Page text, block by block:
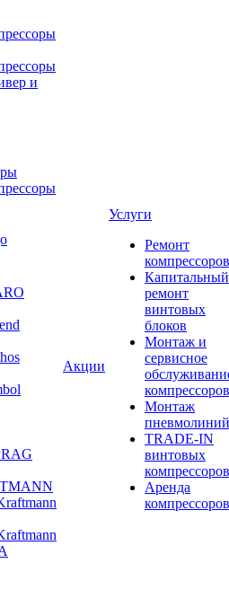
и
Акции
Услуги
Ремонт
компрессоров
Капитальный
ремонт
винтовых
блоков
Монтаж и
сервисное
компрессоров
Монтаж
пневмолиний
TRADE-IN
винтовых
компрессоров
Аренда
компрессоров